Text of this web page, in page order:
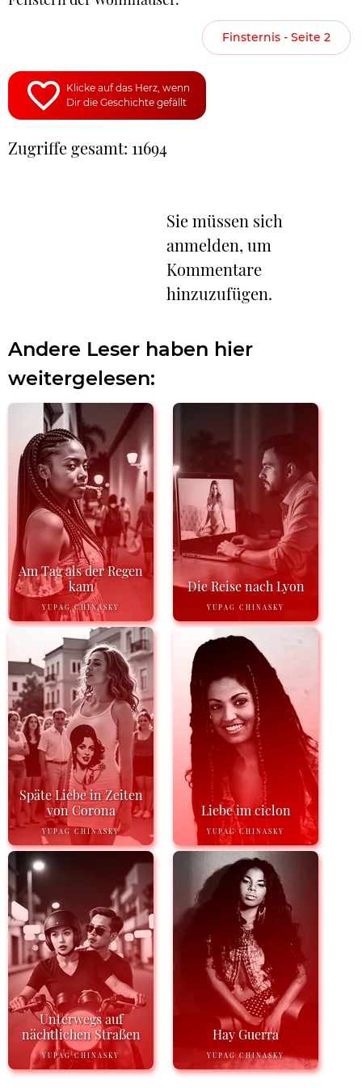
Finsternis - Seite 2
Klicke auf das Herz, wenn
Dir die Geschichte gefällt
Zugriffe gesamt: 11694
Sie müssen sich
anmelden, um
Kommentare
hinzuzufügen.
Andere Leser haben hier
weitergelesen:
Am Tag als der Regen
kam
YUPAG CHINASKY
Die Reise nach Lyon
YUPAG CHINASKY
Späte Liebe in Zeiten
von Corona
YUPAG CHINASKY
Liebe im ciclon
YUPAG CHINASKY
Unterwegs auf
nächtlichen Straßen
YUPAG CHINASKY
Hay Guerra
YUPAG CHINASKY